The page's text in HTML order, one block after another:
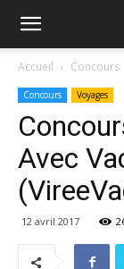
Accueil Concours
Concours Voyages
Avec
12 avril 2017